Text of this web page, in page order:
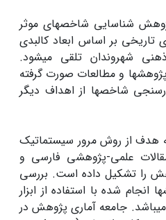
شناسایی شاخص­های موثر
تاریخی بر اساس ابعاد کالبدی
شهروندان تلقی می­شود.
و مطالعات صورت گرفته
شاخص­ها از اهداف دیگر
هدف از روش مرور سیستماتیک
علمی-پژوهشی فارسی و
را تشکیل داده است. بررسی
انجام شده با استفاده از ابزار
جامعه آماری پژوهش در